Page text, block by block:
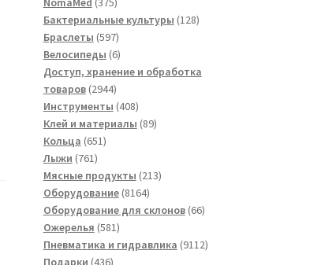
товаров
Бактериальные культуры 128128
Браслеты 597597
товаров
Велосипеды 66
товаров
Доступ, хранение и обработка
товаров 29442944
товара
Инструменты 408408
товаров
Клей и материалы 8989
Кольца 651651
Лыжи 761761
товар
Мясные продукты 213213
Оборудование 81648164
товара
Оборудование для склонов 6666
Ожерелья 581581
товар
Пневматика и гидравлика 91129112
Подарки 436436